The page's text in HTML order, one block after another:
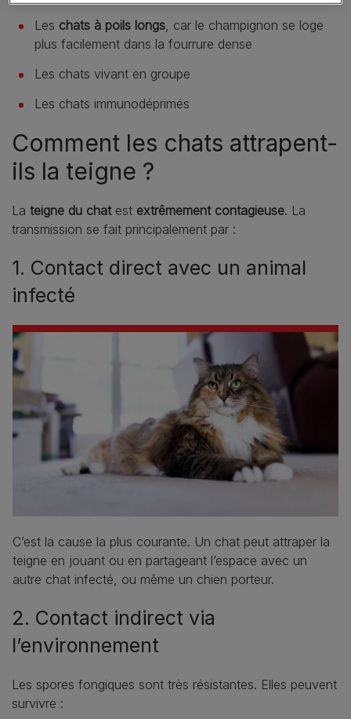
Les chats à poils longs , car le champignon se loge
plus facilement dans la fourrure dense
Les chats vivant en groupe
Les chats immunodéprimés
Comment les chats attrapent-
ils la teigne ?
La teigne du chatest extrêmement contagieuse. La
transmission se fait principalement par :
1. Contact direct avec un animal
infecté
C’est la cause la plus courante. Un chat peut attraper la
teigne en jouant ou en partageant l’espace avec un
autre chat infecté, ou même un chien porteur.
2. Contact indirect via
l’environnement
Les spores fongiques sont très résistantes. Elles peuvent
survivre :